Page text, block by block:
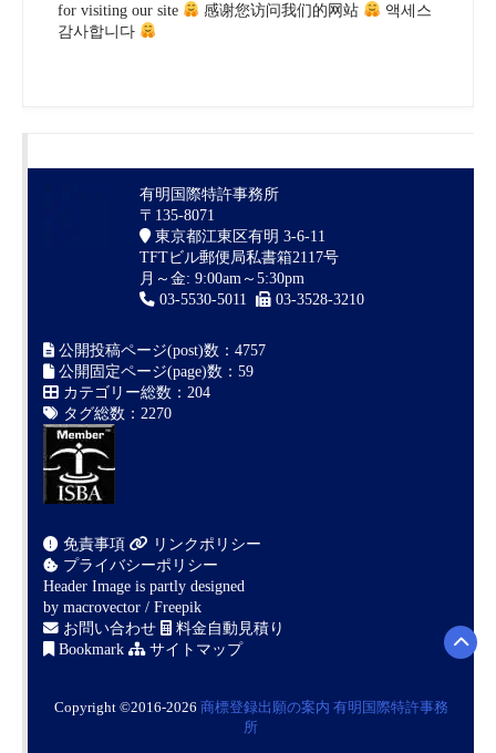
for visiting our site
感谢您访问我们的网站
액세스
감사합니다
有明国際特許事務所
〒135-8071
東京都江東区有明 3-6-11
TFTビル郵便局私書箱2117号
月～金: 9:00am～5:30pm
03-5530-5011
03-3528-3210
公開投稿ページ(post)数：4757
公開固定ページ(page)数：59
カテゴリー総数：204
タグ総数：2270
免責事項
リンクポリシー
プライバシーポリシー
Header Image is partly designed
by macrovector / Freepik
お問い合わせ
料金自動見積り
Bookmark
サイトマップ
Copyright ©2016-2026 商標登録出願の案内 有明国際特許事務
所